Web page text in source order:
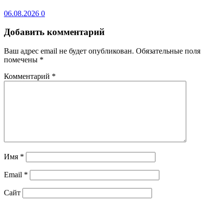
06.08.2026 0
Добавить комментарий
Ваш адрес email не будет опубликован. Обязательные поля
помечены *
Комментарий *
Имя *
Email *
Сайт